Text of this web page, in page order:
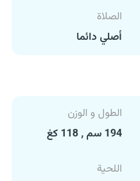
الصلاة
أصلي دائما
الطول و الوزن
194 سم , 118 كغ
اللحية